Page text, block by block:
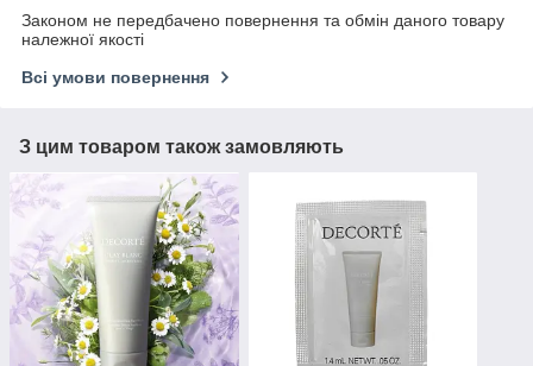
Законом не передбачено повернення та обмін даного товару
належної якості
Всі умови повернення
З цим товаром також замовляють